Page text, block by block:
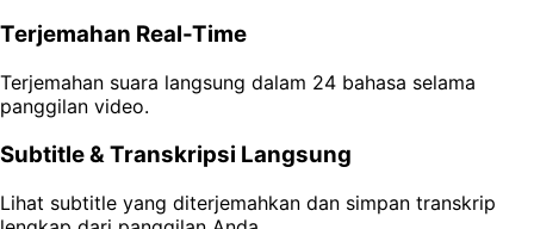
Terjemahan Real-Time
Terjemahan suara langsung dalam 24 bahasa selama
panggilan video.
Subtitle & Transkripsi Langsung
Lihat subtitle yang diterjemahkan dan simpan transkrip